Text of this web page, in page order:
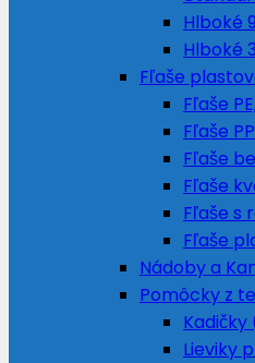
Hlboké
Hlboké
Fľaše
Fľaše
Fľaše PP
Fľaše
Fľaše
Fľaše s
Fľaše
Nádoby a
Pomôcky z
Kadičky
Lieviky